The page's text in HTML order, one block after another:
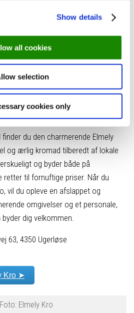
Show details
all cookies
selection
cookies only
du den charmerende Elmely
og ærlig kromad tilberedt af lokale
og byder både på
til fornuftige priser. Når du
vil du opleve en afslappet og
omgivelser og et personale,
dig velkommen.
63, 4350 Ugerløse
Kro ➤